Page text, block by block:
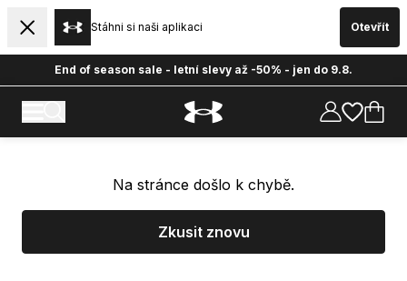
Stáhni si naši aplikaci Otevřít
End of season sale - letní slevy až -50% - jen do 9.8.
Na stránce došlo k chybě.
Zkusit znovu